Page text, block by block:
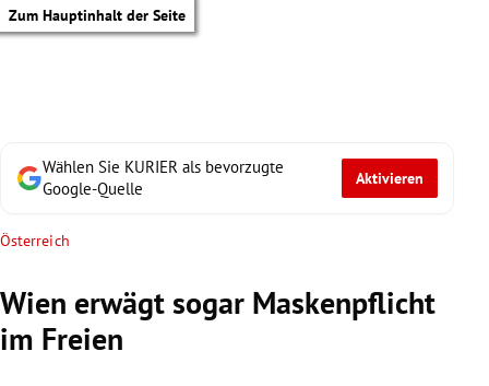
Zum Hauptinhalt der Seite
Wählen Sie KURIER als bevorzugte
Google-Quelle
Aktivieren
Österreich
Wien erwägt sogar Maskenpflicht
im Freien